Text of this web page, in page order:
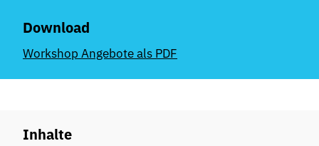
Download
Workshop Angebote als PDF
Inhalte